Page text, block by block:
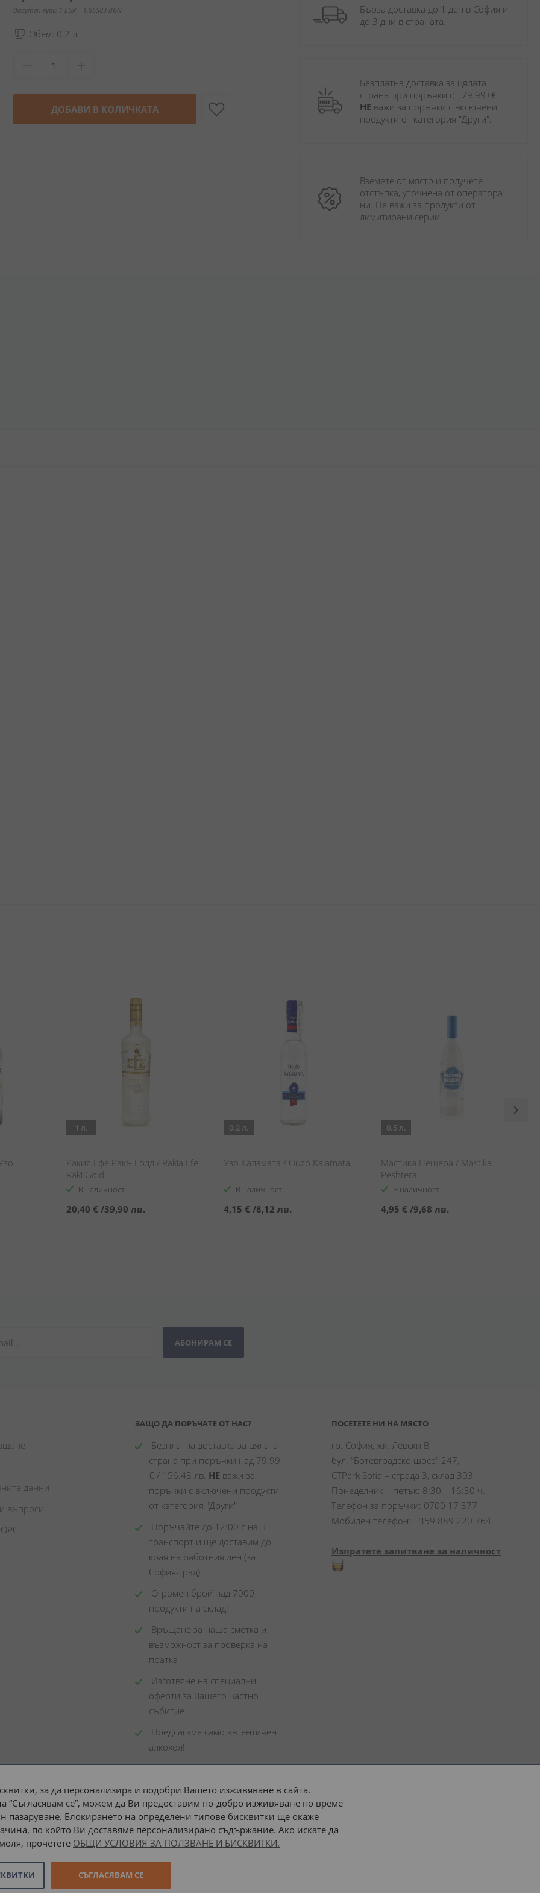
Валутен курс: 1 EUR = 1.95583 BGN
Обем: 0.2 л.
ДОБАВИ В КОЛИЧКАТА
Бърза доставка до 1 ден в София и
до 3 дни в страната.
Безплатна доставка за цялата
НЕ важи за поръчки с включени
продукти от категория "Други".
Вземете от място и получете
отстъпка, уточнена от оператора
ни. Не важи за продукти от
лимитирани серии.
1 л.
Ракия Ефе Ракъ Голд / Rakia Efe
Raki Gold
В наличност
20,40 € /39,90 лв.
0.2 л.
Узо Каламата / Ouzo Kalamata
В наличност
4,15 € /8,12 лв.
0.5 л.
Мастика Пещера / Mastika
Peshtera
В наличност
4,95 € /9,68 лв.
АБОНИРАМ СЕ
данни
въпроси
ЗАЩО ДА ПОРЪЧАТЕ ОТ НАС?
Безплатна доставка за цялата
страна при поръчки над 79.99
€ / 156.43 лв. НЕ важи за
поръчки с включени продукти
от категория "Други"
Поръчайте до 12:00 с наш
транспорт и ще доставим до
края на работния ден (за
София-град)
Огромен брой над 7000
продукти на склад!
Връщане за наша сметка и
възможност за проверка на
пратка
Изготвяне на специални
оферти за Вашето частно
събитие
Предлагаме само автентичен
алкохол!
ПОСЕТЕТЕ НИ НА МЯСТО
гр. София, жк. Левски В,
бул. “Ботевградско шосе” 247,
CTPark Sofia – сграда 3, склад 303
Понеделник – петък: 8:30 – 16:30 ч.
Телефон за поръчки: 0700 17 377
Мобилен телефон: +359 889 220 764
Изпратете запитване за наличност
Доставка до адрес с: или наш транспорт
за да персонализира и подобри Вашето изживяване в сайта.
“Съгласявам се”, можем да Ви предоставим по-добро изживяване по време
пазаруване. Блокирането на определени типове бисквитки ще окаже
по който Ви доставяме персонализирано съдържание. Ако искате да
прочетете ОБЩИ УСЛОВИЯ ЗА ПОЛЗВАНЕ И БИСКВИТКИ.
СЪГЛАСЯВАМ СЕ